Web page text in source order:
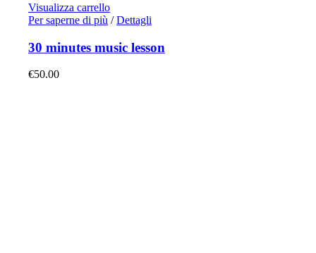
Visualizza carrello
Per saperne di più / Dettagli
30 minutes music lesson
€50.00